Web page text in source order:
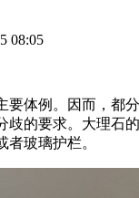
08:05
例。因而，都分
歧的要求。大理石
玻璃护栏。